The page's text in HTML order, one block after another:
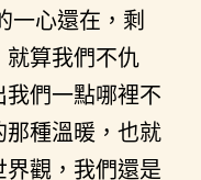
一心還在，剩
就算我們不仇
們一點哪裡不
種溫暖，也就
觀，我們還是